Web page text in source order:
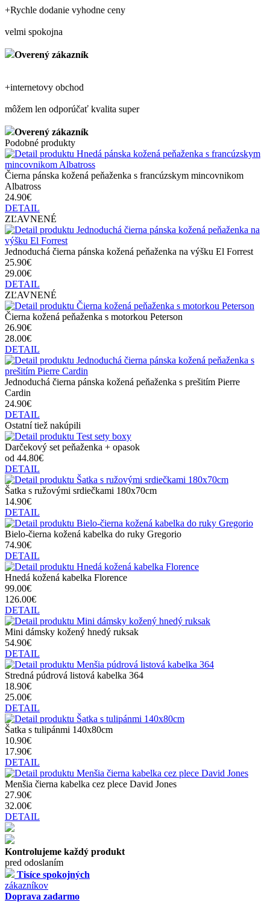
+Rychle dodanie vyhodne ceny
velmi spokojna
Overený zákazník
+internetovy obchod
môžem len odporúčať kvalita super
Overený zákazník
Podobné produkty
Čierna pánska kožená peňaženka s francúzskym mincovnikom
Albatross
24.90€
DETAIL
ZĽAVNENÉ
Jednoduchá čierna pánska kožená peňaženka na výšku El Forrest
25.90€
29.00€
DETAIL
ZĽAVNENÉ
Čierna kožená peňaženka s motorkou Peterson
26.90€
28.00€
DETAIL
Jednoduchá čierna pánska kožená peňaženka s prešitím Pierre
Cardin
24.90€
DETAIL
Ostatní tiež nakúpili
Darčekový set peňaženka + opasok
od 44.80€
DETAIL
Šatka s ružovými srdiečkami 180x70cm
14.90€
DETAIL
Bielo-čierna kožená kabelka do ruky Gregorio
74.90€
DETAIL
Hnedá kožená kabelka Florence
99.00€
126.00€
DETAIL
Mini dámsky kožený hnedý ruksak
54.90€
DETAIL
Stredná púdrová listová kabelka 364
18.90€
25.00€
DETAIL
Šatka s tulipánmi 140x80cm
10.90€
17.90€
DETAIL
Menšia čierna kabelka cez plece David Jones
27.90€
32.00€
DETAIL
Kontrolujeme každý produkt
pred odoslaním
Tisíce spokojných
zákazníkov
Doprava zadarmo